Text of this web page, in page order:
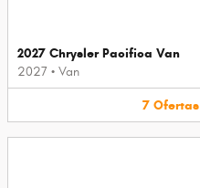
2027 Chrysler Pacifica Van
2027 • Van
7 Ofertas